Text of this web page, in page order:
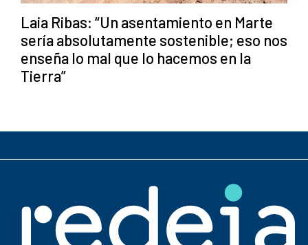
Laia Ribas: “Un asentamiento en Marte
sería absolutamente sostenible; eso nos
enseña lo mal que lo hacemos en la
Tierra”